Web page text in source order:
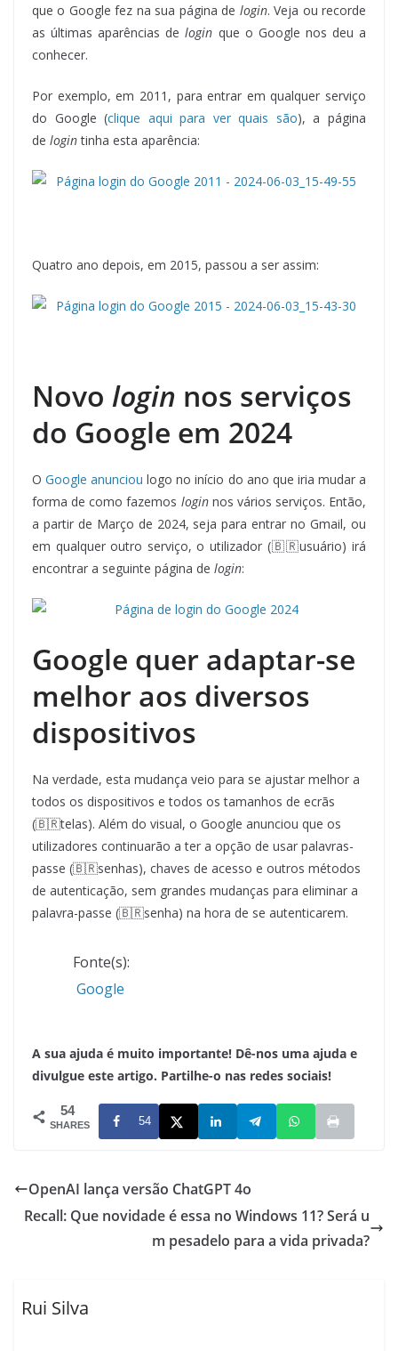
que o Google fez na sua página de login. Veja ou recorde
as últimas aparências delogin que o Google nos deu a
conhecer.
Por exemplo, em 2011, para entrar em qualquer serviço
do Google (clique aqui para ver quais são), a página
de logintinha esta aparência:
Quatro ano depois, em 2015, passou a ser assim:
Novo login nos serviços
do Google em 2024
OGoogle anunciou logo no início do ano que iria mudar a
forma de como fazemos loginnos vários serviços. Então,
a partir de Março de 2024, seja para entrar no Gmail, ou
em qualquer outro serviço, o utilizador (🇧🇷usuário) irá
encontrar a seguinte página de login:
Google quer adaptar-se
melhor aos diversos
dispositivos
Na verdade, esta mudança veio para se ajustar melhor a
todos os dispositivos e todos os tamanhos de ecrãs
(🇧🇷telas). Além do visual, o Google anunciou que os
utilizadores continuarão a ter a opção de usar palavras-
passe (🇧🇷senhas), chaves de acesso e outros métodos
de autenticação, sem grandes mudanças para eliminar a
palavra-passe (🇧🇷senha) na hora de se autenticarem.
Fonte(s):
Google
A sua ajuda é muito importante! Dê-nos uma ajuda e
divulgue este artigo. Partilhe-o nas redes sociais!
54
SHARES 54
OpenAI lança versão ChatGPT 4o
Recall: Que novidade é essa no Windows 11? Será u
m pesadelo para a vida privada?
Rui Silva